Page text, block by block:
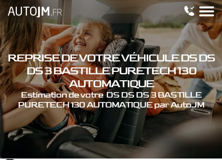
REPRISE DE VOTRE VÉHICULE DS DS
DS 3 BASTILLE PURETECH 130
AUTOMATIQUE
Estimation de votre DS DS DS 3 BASTILLE
PURETECH 130 AUTOMATIQUE par AutoJM